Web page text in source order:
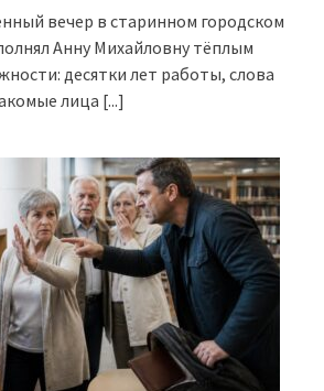
вечер в старинном городском
Анну Михайловну тёплым
десятки лет работы, слова
лица [...]